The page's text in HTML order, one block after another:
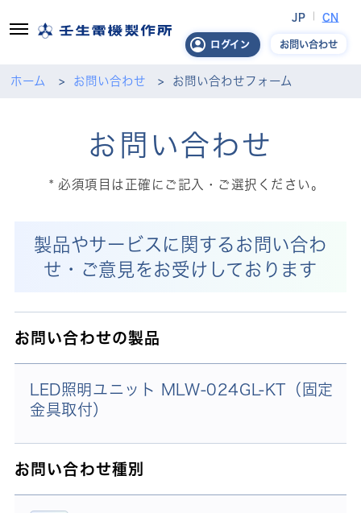
ログイン
JP CN
お問い合わせ
ホーム お問い合わせ お問い合わせフォーム
お問い合わせ
必須項目は正確にご記入・ご選択ください。
製品やサービスに関するお問い合わ
せ・ご意見をお受けしております
お問い合わせの製品
LED照明ユニット MLW-024GL-KT（固定
金具取付）
お問い合わせ種別